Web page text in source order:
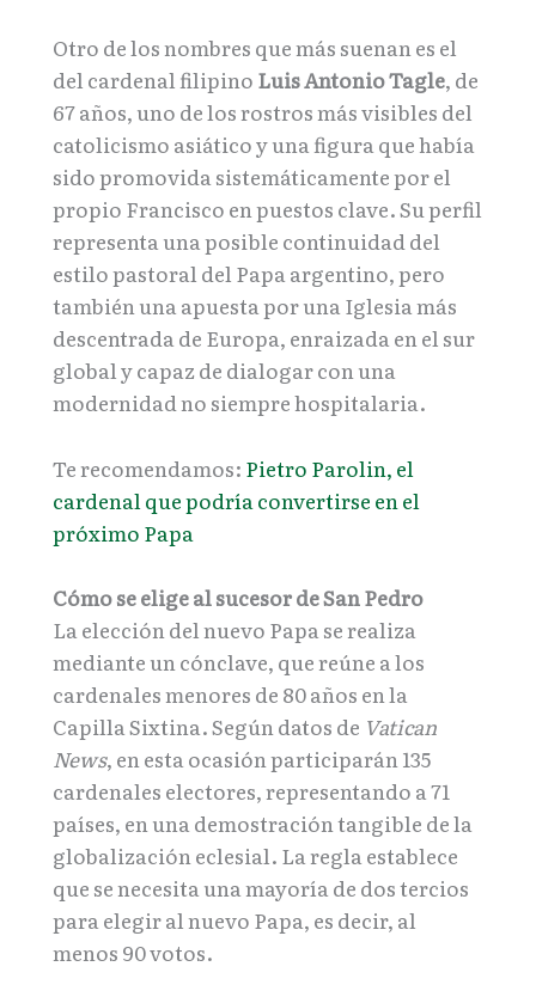
Otro de los nombres que más suenan es el
del cardenal filipino Luis Antonio Tagle, de
67 años, uno de los rostros más visibles del
catolicismo asiático y una figura que había
sido promovida sistemáticamente por el
propio Francisco en puestos clave. Su perfil
representa una posible continuidad del
estilo pastoral del Papa argentino, pero
también una apuesta por una Iglesia más
descentrada de Europa, enraizada en el sur
global y capaz de dialogar con una
modernidad no siempre hospitalaria.
Te recomendamos: Pietro Parolin, el
cardenal que podría convertirse en el
próximo Papa
Cómo se elige al sucesor de San Pedro
La elección del nuevo Papa se realiza
mediante un cónclave, que reúne a los
cardenales menores de 80 años en la
Capilla Sixtina. Según datos de Vatican
News, en esta ocasión participarán 135
cardenales electores, representando a 71
países, en una demostración tangible de la
globalización eclesial. La regla establece
que se necesita una mayoría de dos tercios
para elegir al nuevo Papa, es decir, al
menos 90 votos.